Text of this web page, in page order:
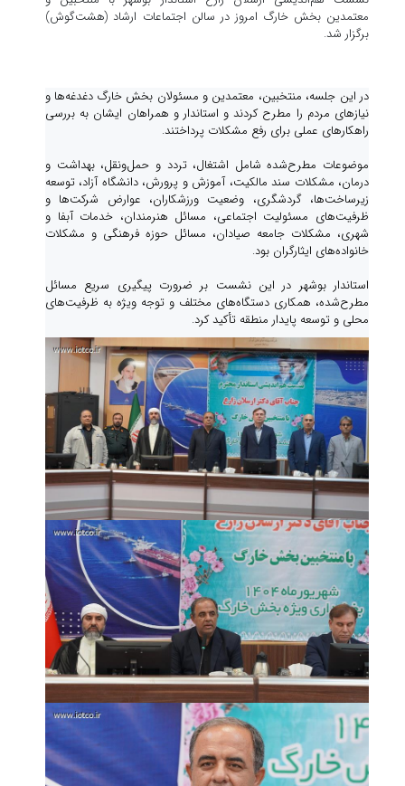
معتمدین بخش خارگ امروز در سالن اجتماعات ارشاد (هشت‌گوش)
برگزار شد.
در این جلسه، منتخبین، معتمدین و مسئولان بخش خارگ دغدغه‌ها و
نیازهای مردم را مطرح کردند و استاندار و همراهان ایشان به بررسی
راهکارهای عملی برای رفع مشکلات پرداختند.
موضوعات مطرح‌شده شامل اشتغال، تردد و حمل‌ونقل، بهداشت و
درمان، مشکلات سند مالکیت، آموزش و پرورش، دانشگاه آزاد، توسعه
زیرساخت‌ها، گردشگری، وضعیت ورزشکاران، عوارض شرکت‌ها و
ظرفیت‌های مسئولیت اجتماعی، مسائل هنرمندان، خدمات آبفا و
شهری، مشکلات جامعه صیادان، مسائل حوزه فرهنگی و مشکلات
خانواده‌های ایثارگران بود.
استاندار بوشهر در این نشست بر ضرورت پیگیری سریع مسائل
مطرح‌شده، همکاری دستگاه‌های مختلف و توجه ویژه به ظرفیت‌های
محلی و توسعه پایدار منطقه تأکید کرد.